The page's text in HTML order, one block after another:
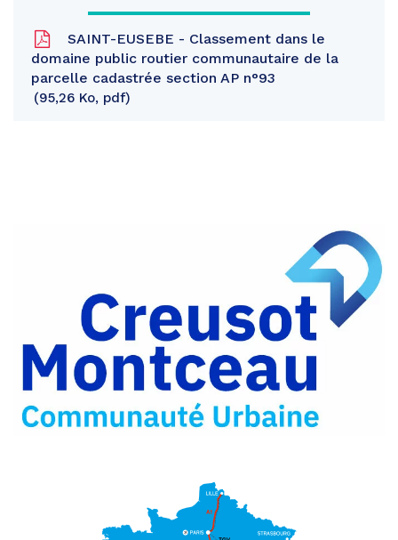
SAINT-EUSEBE - Classement dans le
domaine public routier communautaire de la
parcelle cadastrée section AP n°93
95,26 Ko, pdf
Facebook
Partager
Twitter
Partager
par
e-
mail